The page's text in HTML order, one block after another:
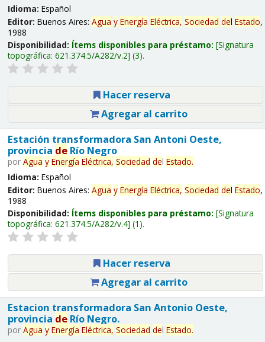
Idioma: Español
Editor: Buenos Aires: Agua y Energía Eléctrica, Sociedad del Estado,
1988
Disponibilidad: Ítems disponibles para préstamo: Signatura
topográfica: 621.374.5/A282/v.2 (3).
Hacer reserva
Agregar al carrito
Estación transformadora San Antoni Oeste,
provincia deRío Negro
por Agua y Energía Eléctrica, Sociedad del Estado.
Idioma: Español
Editor: Buenos Aires: Agua y Energía Eléctrica, Sociedad del Estado,
1988
Disponibilidad: Ítems disponibles para préstamo: Signatura
topográfica: 621.374.5/A282/v.4 (1).
Hacer reserva
Agregar al carrito
Estacion transformadora San Antonio Oeste,
provincia deRío Negro.
por Agua y Energía Eléctrica, Sociedad del Estado.